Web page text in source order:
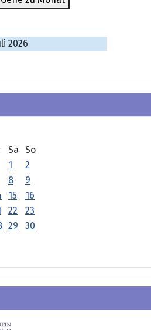
2026
Sa
So
1
2
8
9
15
16
22
23
29
30